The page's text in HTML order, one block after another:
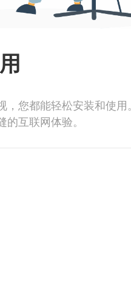
您都能轻松安装和使用。
互联网体验。